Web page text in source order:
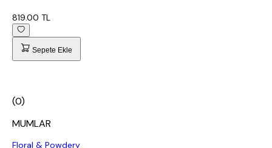
819.00 TL
Sepete Ekle
(0)
MUMLAR
Floral & Powdery